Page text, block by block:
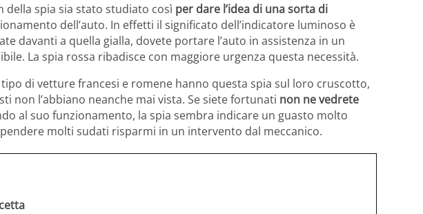
della spia sia stato studiato così per dare l’idea di una sorta di
dell’auto. In effetti il significato dell’indicatore luminoso è
davanti a quella gialla, dovete portare l’auto in assistenza in un
La spia rossa ribadisce con maggiore urgenza questa necessità.
di vetture francesi e romene hanno questa spia sul loro cruscotto,
non l’abbiano neanche mai vista. Se siete fortunati non ne vedrete
al suo funzionamento, la spia sembra indicare un guasto molto
molti sudati risparmi in un intervento dal meccanico.